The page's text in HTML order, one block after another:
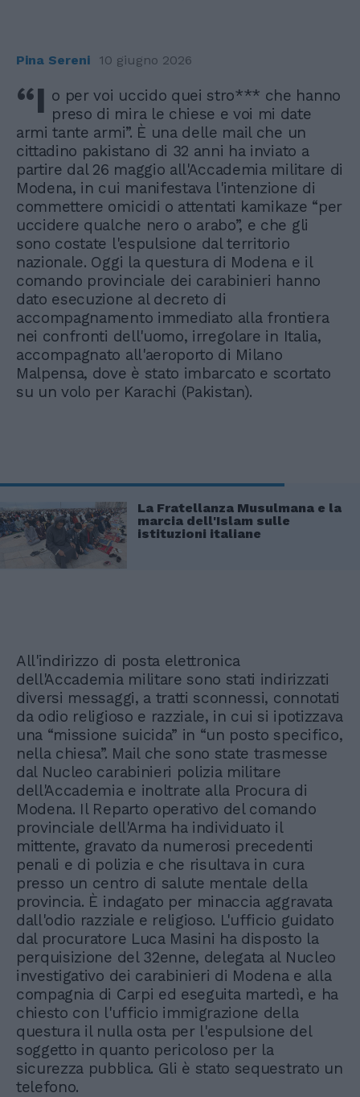
Pina Sereni 10 giugno 2026
“I o per voi uccido quei stro*** che hanno
preso di mira le chiese e voi mi date
armi tante armi”. È una delle mail che un
cittadino pakistano di 32 anni ha inviato a
partire dal 26 maggio all'Accademia militare di
Modena, in cui manifestava l'intenzione di
commettere omicidi o attentati kamikaze “per
uccidere qualche nero o arabo”, e che gli
sono costate l'espulsione dal territorio
nazionale. Oggi la questura di Modena e il
comando provinciale dei carabinieri hanno
dato esecuzione al decreto di
accompagnamento immediato alla frontiera
nei confronti dell'uomo, irregolare in Italia,
accompagnato all'aeroporto di Milano
Malpensa, dove è stato imbarcato e scortato
su un volo per Karachi (Pakistan).
La Fratellanza Musulmana e la
marcia dell'Islam sulle
istituzioni italiane
All'indirizzo di posta elettronica
dell'Accademia militare sono stati indirizzati
diversi messaggi, a tratti sconnessi, connotati
da odio religioso e razziale, in cui si ipotizzava
una “missione suicida” in “un posto specifico,
nella chiesa”. Mail che sono state trasmesse
dal Nucleo carabinieri polizia militare
dell'Accademia e inoltrate alla Procura di
Modena. Il Reparto operativo del comando
provinciale dell'Arma ha individuato il
mittente, gravato da numerosi precedenti
penali e di polizia e che risultava in cura
presso un centro di salute mentale della
provincia. È indagato per minaccia aggravata
dall'odio razziale e religioso. L'ufficio guidato
dal procuratore Luca Masini ha disposto la
perquisizione del 32enne, delegata al Nucleo
investigativo dei carabinieri di Modena e alla
compagnia di Carpi ed eseguita martedì, e ha
chiesto con l'ufficio immigrazione della
questura il nulla osta per l'espulsione del
soggetto in quanto pericoloso per la
sicurezza pubblica. Gli è stato sequestrato un
telefono.